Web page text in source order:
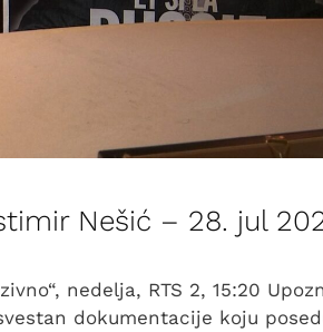
Nešić – 28. jul
nedelja, RTS 2, 15:20
dokumentacije koju